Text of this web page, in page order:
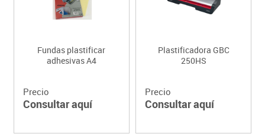
Fundas plastificar
adhesivas A4
Precio
Consultar aquí
Plastificadora GBC
250HS
Precio
Consultar aquí